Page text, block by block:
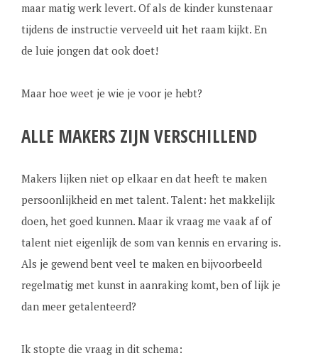
maar matig werk levert. Of als de kinder kunstenaar
tijdens de instructie verveeld uit het raam kijkt. En
de luie jongen dat ook doet!
Maar hoe weet je wie je voor je hebt?
ALLE MAKERS ZIJN VERSCHILLEND
Makers lijken niet op elkaar en dat heeft te maken
persoonlijkheid en met talent. Talent: het makkelijk
doen, het goed kunnen. Maar ik vraag me vaak af of
talent niet eigenlijk de som van kennis en ervaring is.
Als je gewend bent veel te maken en bijvoorbeeld
regelmatig met kunst in aanraking komt, ben of lijk je
dan meer getalenteerd?
Ik stopte die vraag in dit schema: